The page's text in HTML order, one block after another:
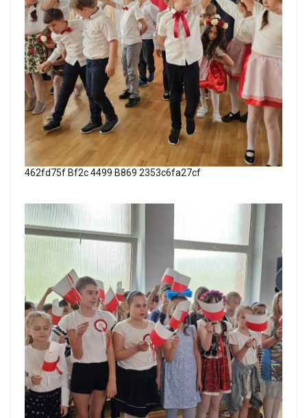
462fd75f Bf2c 4499 B869 2353c6fa27cf